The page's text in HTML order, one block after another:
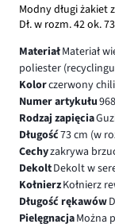
Modny długi żakiet
Dł. w rozm. 42 ok.
MateriałMateriał
poliester
Kolorczerwony chili
Numer artykułu
Rodzaj zapięcia
Długość73 cm (w
Cechyzakrywa
DekoltDekolt w
KołnierzKołnierz
Długość rękawów
PielęgnacjaMożna